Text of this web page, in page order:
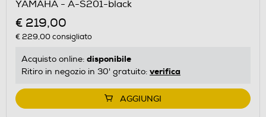
YAMAHA - A-S201-black
€ 219,00
€ 229,00consigliato
Acquisto online: disponibile
Ritiro in negozio in 30' gratuito: verifica
AGGIUNGI